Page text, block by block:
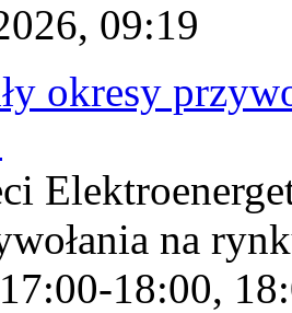
09:19
okresy
na
18:00,